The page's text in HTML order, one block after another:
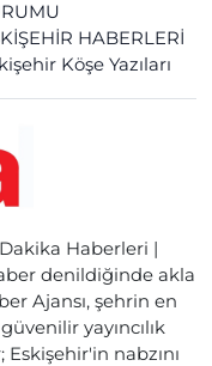
HABERLERİ
Köşe Yazıları
Haberleri |
denildiğinde akla
Ajansı, şehrin en
yayıncılık
nabzını